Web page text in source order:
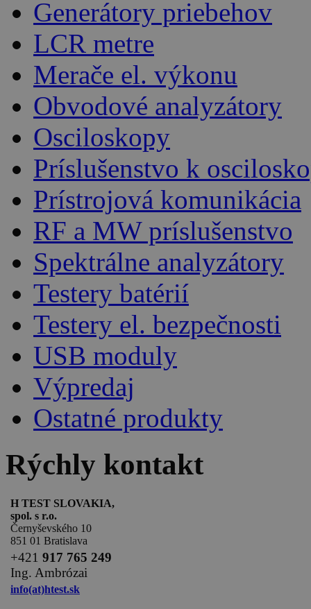
Generátory priebehov
LCR metre
Merače el. výkonu
Obvodové analyzátory
Osciloskopy
Príslušenstvo k
Prístrojová komunikácia
RF a MW príslušenstvo
Spektrálne analyzátory
Testery batérií
Testery el. bezpečnosti
USB moduly
Výpredaj
Ostatné produkty
Rýchly kontakt
H TEST SLOVAKIA,
spol. s r.o.
Černyševského 10
851 01 Bratislava
+421 917 765 249
Ing. Ambrózai
info(at)htest.sk